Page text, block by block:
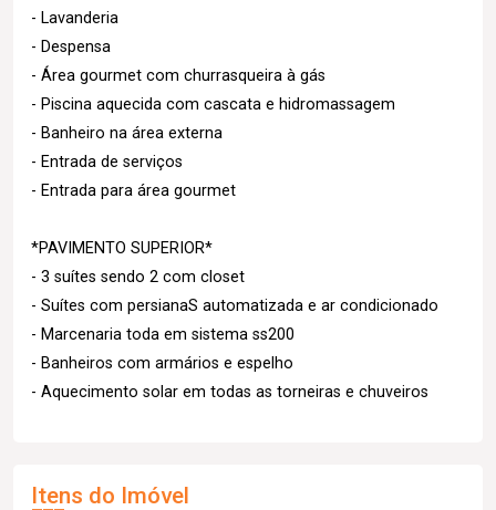
- Lavanderia
- Despensa
- Área gourmet com churrasqueira à gás
- Piscina aquecida com cascata e hidromassagem
- Banheiro na área externa
- Entrada de serviços
- Entrada para área gourmet
*PAVIMENTO SUPERIOR*
- 3 suítes sendo 2 com closet
- Suítes com persianaS automatizada e ar condicionado
- Marcenaria toda em sistema ss200
- Banheiros com armários e espelho
- Aquecimento solar em todas as torneiras e chuveiros
Itens do Imóvel